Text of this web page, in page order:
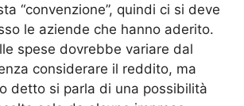
“convenzione”, quindi ci si deve
le aziende che hanno aderito.
spese dovrebbe variare dal
considerare il reddito, ma
detto si parla di una possibilità